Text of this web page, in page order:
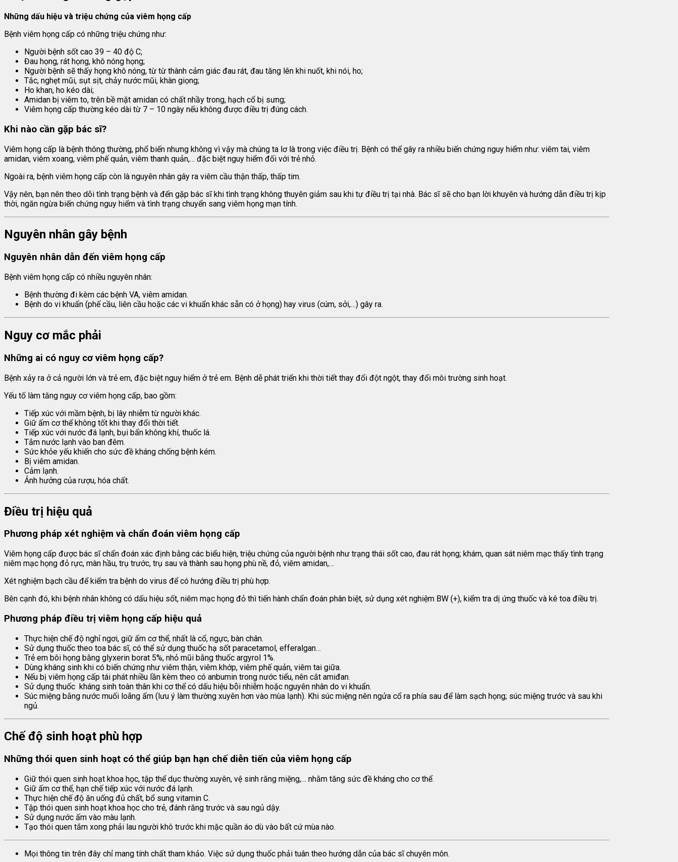
Những dấu hiệu và triệu chứng của viêm họng cấp
Bệnh viêm họng cấp có những triệu chứng như:
Người bệnh sốt cao 39 – 40 độ C;
Đau họng, rát họng, khô nóng họng;
Người bệnh sẽ thấy họng khô nóng, từ từ thành cảm giác đau rát, đau tăng lên khi nuốt, khi nói, ho;
Tắc, nghẹt mũi, sụt sịt, chảy nước mũi, khàn giọng;
Ho khan, ho kéo dài;
Amidan bị viêm to, trên bề mặt amidan có chất nhầy trong, hạch cổ bị sưng;
Viêm họng cấp thường kéo dài từ 7 – 10 ngày nếu không được điều trị đúng cách.
Khi nào cần gặp bác sĩ?
Viêm họng cấp là bệnh thông thường, phổ biến nhưng không vì vậy mà chúng ta lơ là trong việc điều trị. Bệnh có thể gây ra nhiều biến chứng nguy hiểm như: viêm tai, viêm
amidan, viêm xoang, viêm phế quản, viêm thanh quản,… đặc biệt nguy hiểm đối với trẻ nhỏ.
Ngoài ra, bệnh viêm họng cấp còn là nguyên nhân gây ra viêm cầu thận thấp, thấp tim.
Vậy nên, bạn nên theo dõi tình trạng bệnh và đến gặp bác sĩ khi tình trạng không thuyên giảm sau khi tự điều trị tại nhà. Bác sĩ sẽ cho bạn lời khuyên và hướng dẫn điều trị kịp
thời, ngăn ngừa biến chứng nguy hiểm và tình trạng chuyển sang viêm họng mạn tính.
Nguyên nhân gây bệnh
Nguyên nhân dẫn đến viêm họng cấp
Bệnh viêm họng cấp có nhiều nguyên nhân:
Bệnh thường đi kèm các bệnh VA, viêm amidan.
Bệnh do vi khuẩn (phế cầu, liên cầu hoặc các vi khuẩn khác sẵn có ở họng) hay virus (cúm, sởi,…) gây ra.
Nguy cơ mắc phải
Những ai có nguy cơ viêm họng cấp?
Bệnh xảy ra ở cả người lớn và trẻ em, đặc biệt nguy hiểm ở trẻ em. Bệnh dễ phát triển khi thời tiết thay đổi đột ngột, thay đổi môi trường sinh hoạt.
Yếu tố làm tăng nguy cơ viêm họng cấp, bao gồm:
Tiếp xúc với mầm bệnh, bị lây nhiễm từ người khác.
Giữ ấm cơ thể không tốt khi thay đổi thời tiết.
Tiếp xúc với nước đá lạnh, bụi bẩn không khí, thuốc lá.
Tắm nước lạnh vào ban đêm.
Sức khỏe yếu khiến cho sức đề kháng chống bệnh kém.
Bị viêm amidan.
Cảm lạnh.
Ảnh hưởng của rượu, hóa chất.
Điều trị hiệu quả
Phương pháp xét nghiệm và chẩn đoán viêm họng cấp
Viêm họng cấp được bác sĩ chẩn đoán xác định bằng các biểu hiện, triệu chứng của người bệnh như trạng thái sốt cao, đau rát họng; khám, quan sát niêm mạc thấy tình trạng
niêm mạc họng đỏ rực, màn hầu, trụ trước, trụ sau và thành sau họng phù nề, đỏ, viêm amidan,…
Xét nghiệm bạch cầu để kiểm tra bệnh do virus để có hướng điều trị phù hợp.
Bên cạnh đó, khi bệnh nhân không có dấu hiệu sốt, niêm mạc họng đỏ thì tiến hành chẩn đoán phân biệt, sử dụng xét nghiệm BW (+), kiểm tra dị ứng thuốc và kê toa điều trị.
Phương pháp điều trị viêm họng cấp hiệu quả
Thực hiện chế độ nghỉ ngơi, giữ ấm cơ thể, nhất là cổ, ngực, bàn chân.
Sử dụng thuốc theo toa bác sĩ, có thể sử dụng thuốc hạ sốt paracetamol, efferalgan…
Trẻ em bôi họng bằng glyxerin borat 5%, nhỏ mũi bằng thuốc argyrol 1%.
Dùng kháng sinh khi có biến chứng như viêm thận, viêm khớp, viêm phế quản, viêm tai giữa.
Nếu bị viêm họng cấp tái phát nhiều lần kèm theo có anbumin trong nước tiểu, nên cắt amiđan.
Sử dụng thuốc kháng sinh toàn thân khi cơ thể có dấu hiệu bội nhiễm hoặc nguyên nhân do vi khuẩn.
Súc miệng bằng nước muối loãng ấm (lưu ý làm thường xuyên hơn vào mùa lạnh). Khi súc miệng nên ngửa cổ ra phía sau để làm sạch họng; súc miệng trước và sau khi
ngủ.
Chế độ sinh hoạt phù hợp
Những thói quen sinh hoạt có thể giúp bạn hạn chế diễn tiến của viêm họng cấp
Giữ thói quen sinh hoạt khoa học, tập thể dục thường xuyên, vệ sinh răng miệng,… nhằm tăng sức đề kháng cho cơ thể.
Giữ ấm cơ thể, hạn chế tiếp xúc với nước đá lạnh.
Thực hiện chế độ ăn uống đủ chất, bổ sung vitamin C.
Tập thói quen sinh hoạt khoa học cho trẻ, đánh răng trước và sau ngủ dậy.
Sử dụng nước ấm vào màu lạnh.
Tạo thói quen tắm xong phải lau người khô trước khi mặc quần áo dù vào bất cứ mùa nào.
Mọi thông tin trên đây chỉ mang tính chất tham khảo. Việc sử dụng thuốc phải tuân theo hướng dẫn của bác sĩ chuyên môn.